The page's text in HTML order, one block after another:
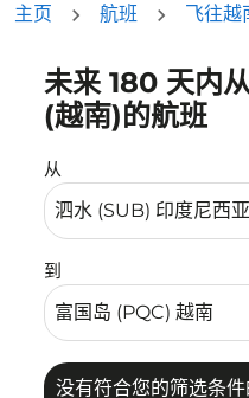
主页 航班 飞往越
未来 180 天内
(越南)的航班
从
到
没有符合您的筛选条件
没有符合您的筛选条件